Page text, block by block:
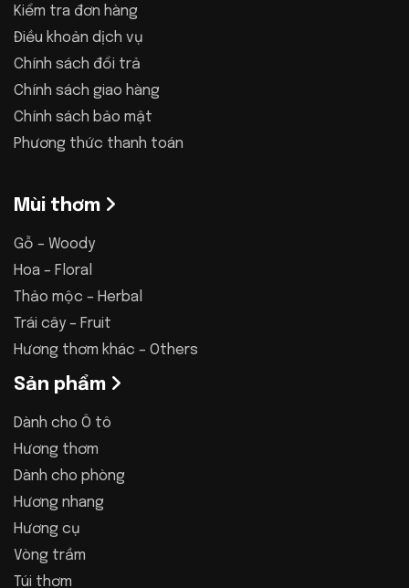
Kiểm tra đơn hàng
Điều khoản dịch vụ
Chính sách đổi trả
Chính sách giao hàng
Chính sách bảo mật
Phương thức thanh toán
Mùi thơm
Gỗ – Woody
Hoa – Floral
Thảo mộc – Herbal
Trái cây – Fruit
Hương thơm khác – Others
Sản phẩm
Dành cho Ô tô
Hương thơm
Dành cho phòng
Hương nhang
Hương cụ
Vòng trầm
Túi thơm